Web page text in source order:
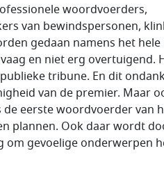
woordvoerders,
van bewindspersonen,
gedaan namens het hele
en niet erg overtuigend.
tribune. En dit
van de premier. Maar
eerste woordvoerder van
plannen. Ook daar wordt
gevoelige onderwerpen